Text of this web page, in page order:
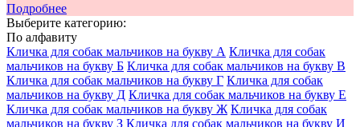
Подробнее
Выберите категорию:
По алфавиту
Кличка для собак мальчиков на букву А Кличка для собак
мальчиков на букву Б Кличка для собак мальчиков на букву В
Кличка для собак мальчиков на букву Г Кличка для собак
мальчиков на букву Д Кличка для собак мальчиков на букву Е
Кличка для собак мальчиков на букву Ж Кличка для собак
мальчиков на букву З Кличка для собак мальчиков на букву И